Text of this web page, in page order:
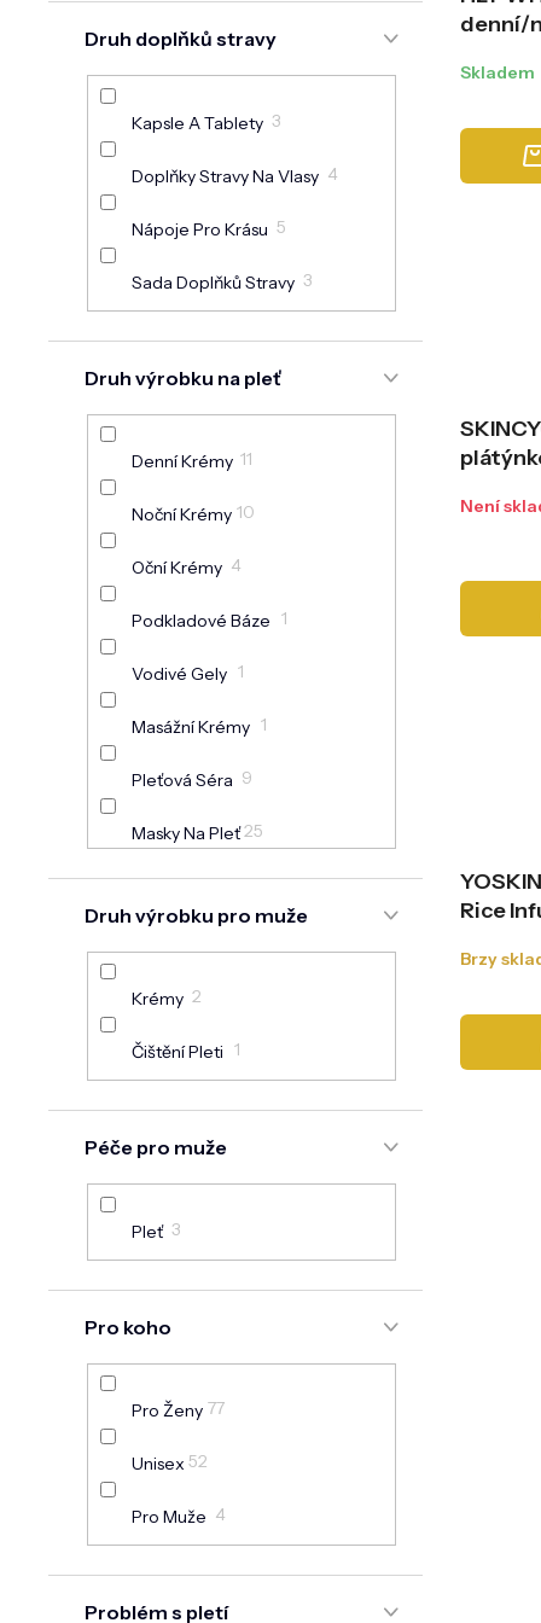
Druh doplňků stravy
Kapsle A Tablety 3
Doplňky Stravy Na Vlasy 4
Nápoje Pro Krásu 5
Sada Doplňků Stravy 3
Druh výrobku na pleť
Denní Krémy 11
Noční Krémy 10
Oční Krémy 4
Podkladové Báze 1
Vodivé Gely 1
Masážní Krémy 1
Pleťová Séra 9
Masky Na Pleť25
Čištění Pleti: Pěny, Gely,
Mléka, Odlíčení
Hydroláty, Micelární Vody
Peelingy 5
Vzorky 2
Druh výrobku pro muže
Krémy 2
Čištění Pleti 1
Péče pro muže
Pleť 3
Pro koho
Pro Ženy 77
Unisex 52
Pro Muže 4
Problém s pletí
denní/
Skladem
20 ml
Není
Rice
ml
Brzy